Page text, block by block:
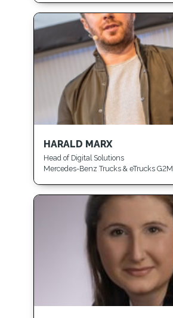
HARALD MARX
Head of Digital Solutions
Mercedes-Benz Trucks & eTrucks G2M